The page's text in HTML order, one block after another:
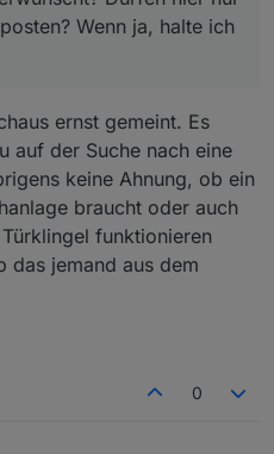
Wenn ja, halte ich
ernst gemeint. Es
auf der Suche nach eine
keine Ahnung, ob ein
braucht oder auch
funktionieren
das jemand aus dem
0